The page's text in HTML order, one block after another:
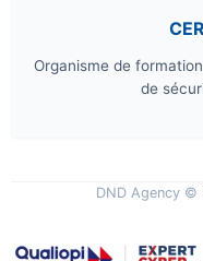
Organisme de
de
DND Agency ©